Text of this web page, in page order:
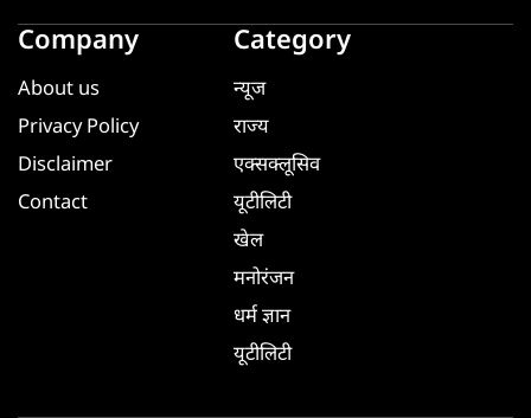
Company
About us
Privacy Policy
Disclaimer
Contact
Category
न्यूज
राज्य
एक्सक्लूसिव
यूटीलिटी
खेल
मनोरंजन
धर्म ज्ञान
यूटीलिटी